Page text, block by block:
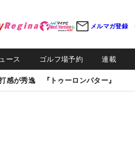
メルマガ登録
ース ゴルフ場予約 連載
感が秀逸 『トゥーロンパター』